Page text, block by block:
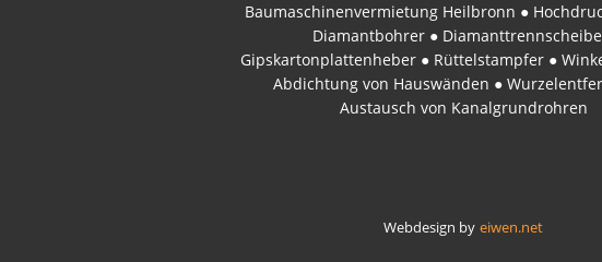
Baumaschinenvermietung Heilbronn ●
Diamantbohrer ●
Gipskartonplattenheber ● Rüttelstampfer ●
Abdichtung von Hauswänden ●
Austausch von Kanalgrundrohren
Webdesign by eiwen.net